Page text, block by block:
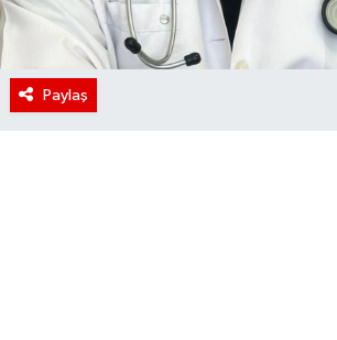
Paylaş